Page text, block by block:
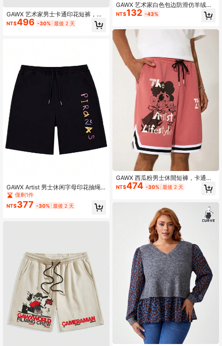
GAWX 艺术家男士卡通印花短裤，适
合春夏季日常穿着、假日、度假、节
日、伊比沙岛风格
NT$496 -30% 最後 2 天
GAWX Artist 男士休闲字母印花抽绳
腰夏季短裤、度假
僅剩1件
NT$377 -30% 最後 2 天
GAWX 艺术家白色包边防滑仿羊绒地
毯，节日，情人节
NT$132 -43%
GAWX 西瓜粉男士休閒短褲，卡通字
母條紋拼接設計，夏季外出穿搭
NT$474 -30% 最後 2 天